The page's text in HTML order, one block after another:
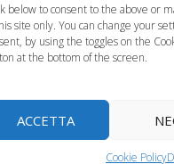
below to consent to the above or
site only. You can change your
by using the toggles on the
at the bottom of the screen.
ACCETTA
Cookie Policy
testa